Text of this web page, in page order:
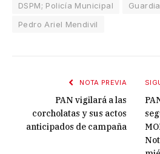
DSPM; Policía Municipal
Pedro Ariel Mendivil
NOTA PREVIA
PAN vigilará a las
corcholatas y sus actos
anticipados de campaña